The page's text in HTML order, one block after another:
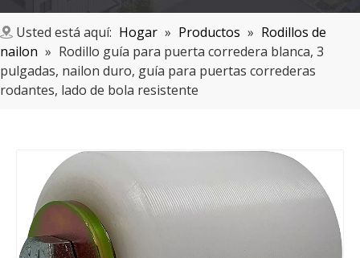
Usted está aquí: Hogar » Productos » Rodillos de
nailon » Rodillo guía para puerta corredera blanca, 3
pulgadas, nailon duro, guía para puertas correderas
rodantes, lado de bola resistente